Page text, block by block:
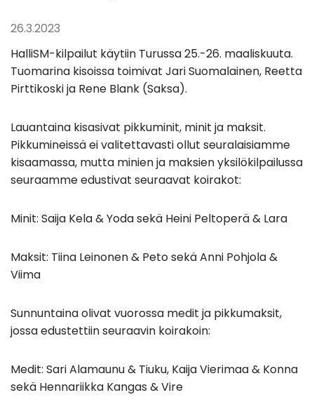
26.3.2023
HalliSM-kilpailut käytiin Turussa 25.-26. maaliskuuta.
Tuomarina kisoissa toimivat Jari Suomalainen, Reetta
Pirttikoski ja Rene Blank (Saksa).
Lauantaina kisasivat pikkuminit, minit ja maksit.
Pikkumineissä ei valitettavasti ollut seuralaisiamme
kisaamassa, mutta minien ja maksien yksilökilpailussa
seuraamme edustivat seuraavat koirakot:
Minit: Saija Kela & Yoda sekä Heini Peltoperä & Lara
Maksit: Tiina Leinonen & Peto sekä Anni Pohjola &
Viima
Sunnuntaina olivat vuorossa medit ja pikkumaksit,
jossa edustettiin seuraavin koirakoin:
Medit: Sari Alamaunu & Tiuku, Kaija Vierimaa & Konna
sekä Hennariikka Kangas & Vire